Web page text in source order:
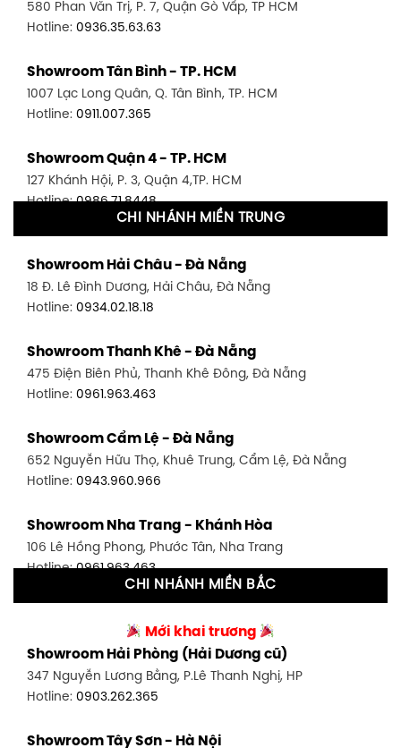
580 Phan Văn Trị, P. 7, Quận Gò Vấp, TP HCM
Hotline: 0936.35.63.63
Showroom Tân Bình - TP. HCM
1007 Lạc Long Quân, Q. Tân Bình, TP. HCM
Hotline: 0911.007.365
Showroom Quận 4 - TP. HCM
127 Khánh Hội, P. 3, Quận 4,TP. HCM
Hotline:0986.71.8448
1411 Đường 3/2, P. 16, Quận 11, TP. HCM
Hotline:0906.256.759
1448 Huỳnh Tấn Phát, Phú Thuận, Quận 7, TP HCM
Hotline:0946.480.580
348 Đ. Bạch Đằng, P. 14, Bình Thạnh, TP HCM
Hotline:0902.716.230
591 Hoàng Văn Thụ, P. 4, Tân Bình, TP HCM
Hotline:0906.256.759
Showroom Tân Bình 2 - TP. HCM
0986.71.8448
Showroom Thuận An - Bình Dương
66 đường DT743, An Phú, Thuận An, Bình Dương
CHI NHÁNH MIỀN TRUNG
Showroom Hải Châu - Đà Nẵng
18 Đ. Lê Đình Dương, Hải Châu, Đà Nẵng
Hotline: 0934.02.18.18
Showroom Thanh Khê - Đà Nẵng
475 Điện Biên Phủ, Thanh Khê Đông, Đà Nẵng
Hotline: 0961.963.463
Showroom Cẩm Lệ - Đà Nẵng
652 Nguyễn Hữu Thọ, Khuê Trung, Cẩm Lệ, Đà Nẵng
Hotline: 0943.960.966
Showroom Nha Trang - Khánh Hòa
106 Lê Hồng Phong, Phước Tân, Nha Trang
Hotline:0961.963.463
27-29 Nguyễn Sỹ Sách, Hưng Bình, TP Vinh, Nghệ An
Hotline:0943.960.966
Showroom Buôn Ma Thuột
Hotline:0934.02.18.18
CHI NHÁNH MIỀN BẮC
Mới khai trương
Showroom Hải Phòng (Hải Dương cũ)
347 Nguyễn Lương Bằng, P.Lê Thanh Nghị, HP
Hotline: 0903.262.365
Showroom Tây Sơn - Hà Nội